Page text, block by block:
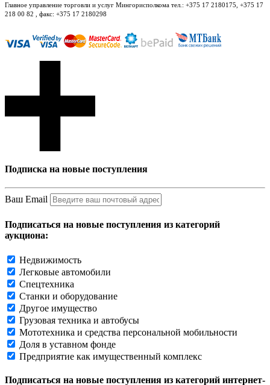
Главное управление торговли и услуг Мингорисполкома тел.: +375 17 2180175, +375 17
218 00 82 , факс: +375 17 2180298
Подписка на новые поступления
Ваш Email
Подписаться на новые поступления из категорий
аукциона:
Недвижимость
Легковые автомобили
Спецтехника
Станки и оборудование
Другое имущество
Грузовая техника и автобусы
Мототехника и средства персональной мобильности
Доля в уставном фонде
Предприятие как имущественный комплекс
Подписаться на новые поступления из категорий интернет-